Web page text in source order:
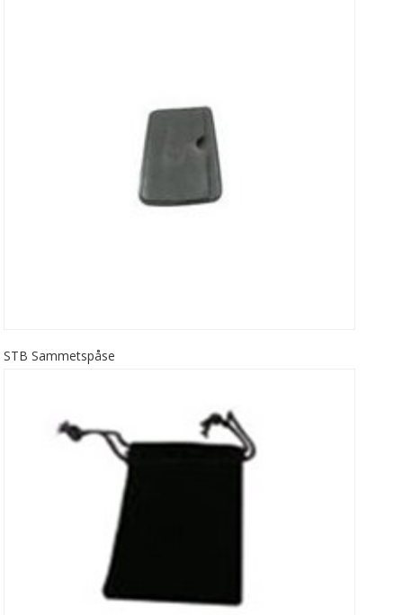
STB Sammetspåse